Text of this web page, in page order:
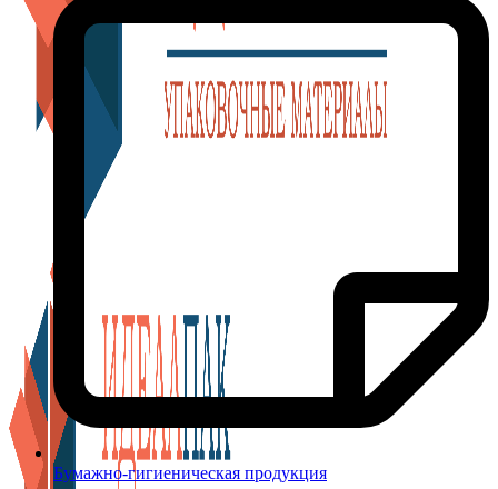
Бумажно-гигиеническая продукция